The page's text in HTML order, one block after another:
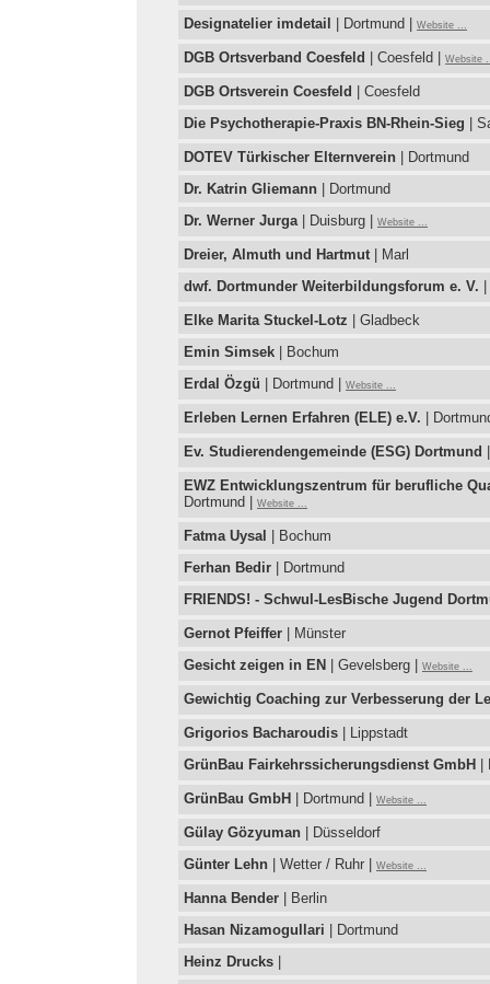
Designatelier imdetail | Dortmund | Website ...
DGB Ortsverband Coesfeld | Coesfeld | Website
DGB Ortsverein Coesfeld
| Coesfeld
Die Psychotherapie-Praxis BN-Rhein-Sieg |
DOTEV Türkischer Elternverein | Dortmund
Dr. Katrin Gliemann | Dortmund
Dr. Werner Jurga| Duisburg | Website ...
Dreier, Almuth und Hartmut| Marl
dwf. Dortmunder Weiterbildungsforum e. V.
Elke Marita Stuckel-Lotz | Gladbeck
Emin Simsek | Bochum
Erdal Özgü | Dortmund | Website ...
Erleben Lernen Erfahren (ELE) e.V. |
Ev. Studierendengemeinde (ESG) Dortmund
EWZ Entwicklungszentrum für berufliche
Dortmund |
Website ...
Fatma Uysal
| Bochum
Ferhan Bedir | Dortmund
FRIENDS! - Schwul-LesBische Jugend
Gernot Pfeiffer | Münster
Gesicht zeigen in EN
| Gevelsberg | Website ...
Gewichtig Coaching zur Verbesserung der
Grigorios Bacharoudis | Lippstadt
GrünBau Fairkehrssicherungsdienst GmbH
GrünBau GmbH | Dortmund | Website ...
Gülay Gözyuman | Düsseldorf
Günter Lehn | Wetter / Ruhr | Website ...
Hanna Bender | Berlin
Hasan Nizamogullari | Dortmund
Heinz Drucks